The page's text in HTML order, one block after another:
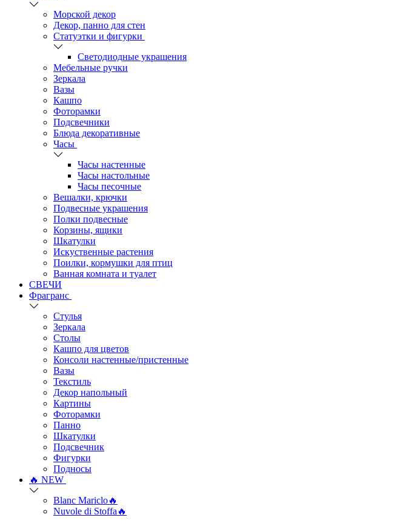
Морской декор
Декор, панно для стен
Статуэтки и фигурки
Светодиодные украшения
Мебельные ручки
Зеркала
Вазы
Кашпо
Фоторамки
Подсвечники
Блюда декоративные
Часы
Часы настенные
Часы настольные
Часы песочные
Вешалки, крючки
Подвесные украшения
Полки подвесные
Корзины, ящики
Шкатулки
Искуственные растения
Поилки, кормушки для птиц
Ванная комната и туалет
СВЕЧИ
Фрагранс
Стулья
Зеркала
Столы
Кашпо для цветов
Консоли настенные/пристенные
Вазы
Текстиль
Декор напольный
Картины
Фоторамки
Панно
Шкатулки
Подсвечник
Фигурки
Подносы
🔥 NEW
Blanc Mariclo🔥
Nuvole di Stoffa🔥